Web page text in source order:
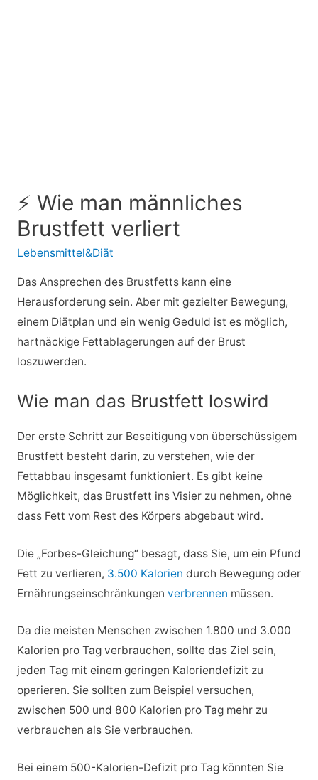
⚡ Wie man männliches
Brustfett verliert
Lebensmittel&Diät
Das Ansprechen des Brustfetts kann eine
Herausforderung sein. Aber mit gezielter Bewegung,
einem Diätplan und ein wenig Geduld ist es möglich,
hartnäckige Fettablagerungen auf der Brust
loszuwerden.
Wie man das Brustfett loswird
Der erste Schritt zur Beseitigung von überschüssigem
Brustfett besteht darin, zu verstehen, wie der
Fettabbau insgesamt funktioniert. Es gibt keine
Möglichkeit, das Brustfett ins Visier zu nehmen, ohne
dass Fett vom Rest des Körpers abgebaut wird.
Die „Forbes-Gleichung“ besagt, dass Sie, um ein Pfund
Fett zu verlieren, 3.500 Kalorien durch Bewegung oder
Ernährungseinschränkungen verbrennen müssen.
Da die meisten Menschen zwischen 1.800 und 3.000
Kalorien pro Tag verbrauchen, sollte das Ziel sein,
jeden Tag mit einem geringen Kaloriendefizit zu
operieren. Sie sollten zum Beispiel versuchen,
zwischen 500 und 800 Kalorien pro Tag mehr zu
verbrauchen als Sie verbrauchen.
Bei einem 500-Kalorien-Defizit pro Tag könnten Sie